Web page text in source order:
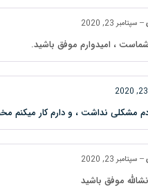
– سپتامبر 23, 2020
، امیدوارم موفق باشید.
مشکلی نداشت ، و دارم کار
– سپتامبر 23, 2020
موفق باشید